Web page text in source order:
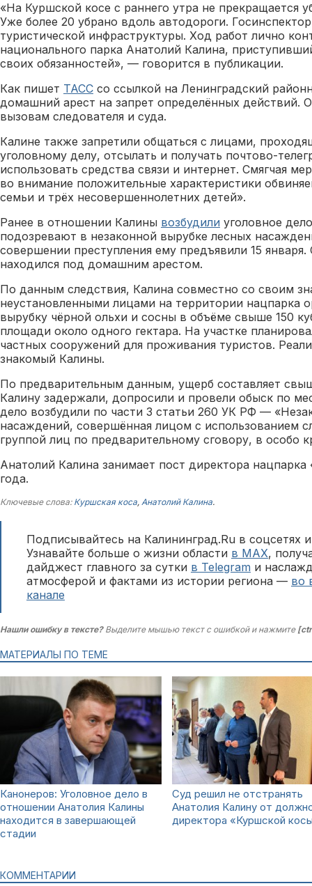
«На Куршской косе с раннего утра не прекращается
Уже более 20 убрано вдоль автодороги.
туристической инфраструктуры. Ход работ лично
национального парка Анатолий Калина,
своих обязанностей», — говорится в публикации.
Как пишет ТАСС со ссылкой на Ленинградский
домашний арест на запрет определённых действий.
вызовам следователя и суда.
Калине также запретили общаться с лицами,
уголовному делу, отсылать и получать почтово-
использовать средства связи и интернет. Смягчая
во внимание положительные характеристики
семьи и трёх несовершеннолетних детей».
Ранее в отношении Калины возбудили уголовное
подозревают в незаконной вырубке лесных
совершении преступления ему предъявили 15
находился под домашним арестом.
По данным следствия, Калина совместно со своим
неустановленными лицами на территории нацпарка
вырубку чёрной ольхи и сосны в объёме свыше 150
площади около одного гектара. На участке
частных сооружений для проживания туристов.
знакомый Калины.
По предварительным данным, ущерб составляет
Калину задержали, допросили и провели обыск по
дело возбудили по части 3 статьи 260 УК РФ —
насаждений, совершённая лицом с использованием
группой лиц по предварительному сговору, в особо
Анатолий Калина занимает пост директора нацпарка
года.
Ключевые слова: Куршская коса, Анатолий Калина.
Подписывайтесь на Калининград.Ru в соцсетях
Узнавайте больше о жизни области в MAX,
дайджест главного за сутки в Telegram и
атмосферой и фактами из истории региона — во
канале
Нашли ошибку в тексте?Выделите мышью текст с ошибкой и нажмите
МАТЕРИАЛЫ ПО ТЕМЕ
Канонеров: Уголовное дело в
отношении Анатолия Калины
находится в завершающей
стадии
Суд решил не отстранять
Анатолия Калину от
директора «Куршской
КОММЕНТАРИИ